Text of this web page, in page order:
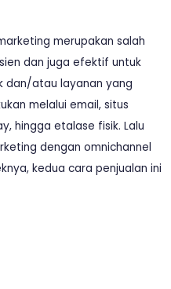
merupakan salah
dan juga efektif untuk
dan/atau layanan yang
melalui email, situs
hingga etalase fisik. Lalu
dengan omnichannel
kedua cara penjualan ini